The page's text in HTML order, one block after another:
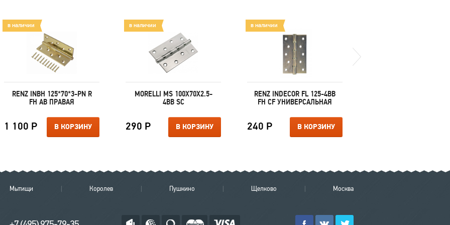
в наличии
RENZ INBH 125*70*3-PN R
FH AB ПРАВАЯ
1 100 Р В КОРЗИНУ
в наличии
MORELLI MS 100X70X2.5-
4BB SC
290 Р В КОРЗИНУ
в наличии
RENZ INDECOR FL 125-4BB
FH CF УНИВЕРСАЛЬНАЯ
240 Р В КОРЗИНУ
Мытищи Королев Пушкино Щелково Москва